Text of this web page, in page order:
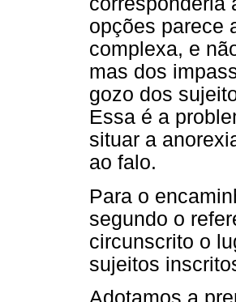
opções parece
complexa, e
mas dos
gozo dos
Essa é a
situar a
ao falo.
Para o
segundo o
circunscrito o
sujeitos
Adotamos a